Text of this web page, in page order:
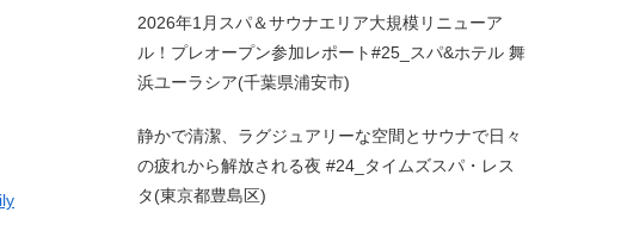
2026年1月スパ＆サウナエリア大規模リニューア
ル！プレオープン参加レポート#25_スパ&ホテル 舞
浜ユーラシア(千葉県浦安市)
静かで清潔、ラグジュアリーな空間とサウナで日々
の疲れから解放される夜 #24_タイムズスパ・レス
タ(東京都豊島区)